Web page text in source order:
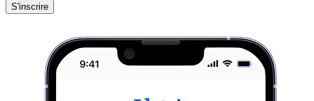
S'inscrire